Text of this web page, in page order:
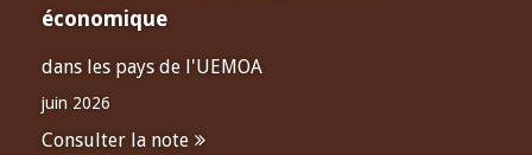
économique
dans les pays de l'UEMOA
juin 2026
Consulter la note